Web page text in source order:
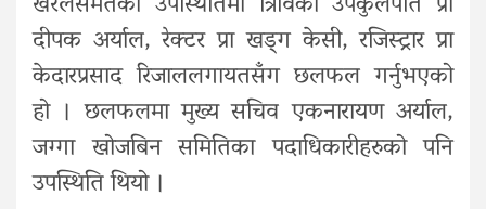
दीपक अर्याल, रेक्टर प्रा खड्ग केसी, रजिस्ट्रार प्रा
केदारप्रसाद रिजाललगायतसँग छलफल गर्नुभएको
हो । छलफलमा मुख्य सचिव एकनारायण अर्याल,
जग्गा खोजबिन समितिका पदाधिकारीहरुको पनि
उपस्थिति थियो ।